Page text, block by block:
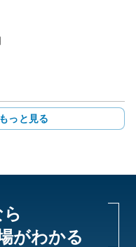
っと見る
ら
がわかる